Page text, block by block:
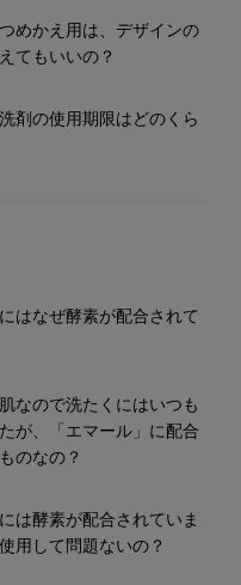
めかえ用は、デザインの
てもいいの？
剤の使用期限はどのくら
はなぜ酵素が配合されて
なので洗たくにはいつも
が、「エマール」に配合
のなの？
は酵素が配合されていま
用して問題ないの？